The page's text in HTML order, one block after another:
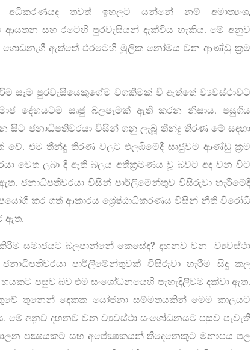
අධිකරණයද තවත් ඉහලට යන්නේ නම් අමාත්‍යංශ,
ආයතන සහ රටෙහි පුරවැසියන් දැක්විය හැකිය. මේ අනුව
ගොඩනැගී ඇත්තේ එරටෙහි මුලික නෝමය වන ආණ්ඩු ක‍්‍රම
සෑම පුරවැසියෙකුගේම වගකීමක් වී ඇත්තේ ව්‍යවස්ථාවට
දේහයටම සෘජු බලපැමක් ඇති කරන නිසාය. පසුගිය
ජනාධිපතිවරයා විසින් ගනු ලැබූ තීන්දු තීරණ මේ සඳහා
වේ. එම තීන්දු තිරණ වලට එලඹීමේදී සෘජුවම ආණ්ඩු ක‍්‍රම
වෙත ලබා දී ඇති බලය අතික‍්‍රමණය වූ බවට අද වන විට
ජනාධිපතිවරයා විසින් පාර්ලිමේන්තුව විසිරුවා හැරීමේදී
කර ගත් ආකාරය ශ්‍රේෂ්ඨාධිකරණය විසින් නීති විරෝධී
ඇත.
සමාජයට බලපාන්නේ කෙසේද? දහනව වන ව්‍යවස්ථා
පාර්ලිමේන්තුවක් විසිරුවා හැරීම සිදු කල
පසුව බව එම සංශෝධනයෙහි පැහැදිලිවම දක්වා ඇත.
තුනෙන් දෙකක යෝජනා සම්මතයකින් මෙම කාලයට
මේ අනුව දහනව වන ව්‍යවස්ථා සංශෝධනයට පසුව පැවැති
පක්‍ෂයකට සහ අපේක්‍ෂකයන් තිදෙනෙකුට මනාපය පල